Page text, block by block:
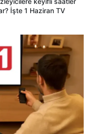
İşte 1 Haziran TV